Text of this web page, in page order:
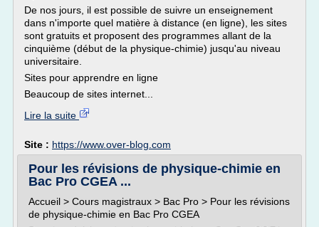
De nos jours, il est possible de suivre un enseignement
dans n'importe quel matière à distance (en ligne), les sites
sont gratuits et proposent des programmes allant de la
cinquième (début de la physique-chimie) jusqu'au niveau
universitaire.
Sites pour apprendre en ligne
Beaucoup de sites internet...
Lire la suite
Site : https://www.over-blog.com
Pour les révisions de physique-chimie en
Bac Pro CGEA ...
Accueil > Cours magistraux > Bac Pro > Pour les révisions
de physique-chimie en Bac Pro CGEA